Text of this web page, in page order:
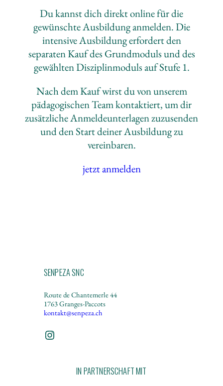
Du kannst dich direkt online für die
gewünschte Ausbildung anmelden. Die
intensive Ausbildung erfordert den
separaten Kauf des Grundmoduls und des
gewählten Disziplinmoduls auf Stufe 1.
Nach dem Kauf wirst du von unserem
pädagogischen Team kontaktiert, um dir
zusätzliche Anmeldeunterlagen zuzusenden
und den Start deiner Ausbildung zu
vereinbaren.
jetzt anmelden
SENPEZA SNC
Route de Chantemerle 44
1763 Granges-Paccots
kontakt@senpeza.ch
Instagram
IN PARTNERSCHAFT MIT